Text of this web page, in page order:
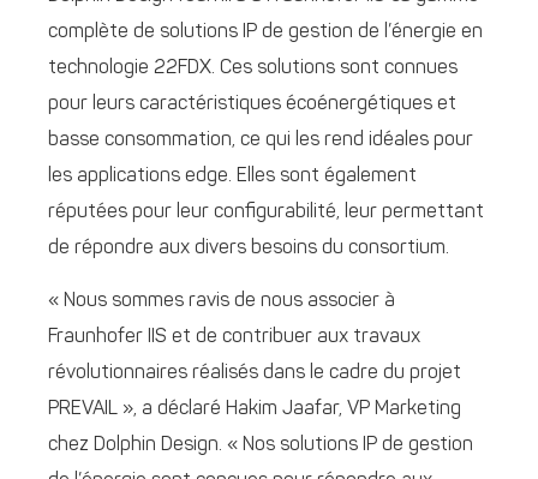
complète de solutions IP de gestion de l’énergie en
technologie 22FDX. Ces solutions sont connues
pour leurs caractéristiques écoénergétiques et
basse consommation, ce qui les rend idéales pour
les applications edge. Elles sont également
réputées pour leur configurabilité, leur permettant
de répondre aux divers besoins du consortium.
« Nous sommes ravis de nous associer à
Fraunhofer IIS et de contribuer aux travaux
révolutionnaires réalisés dans le cadre du projet
PREVAIL », a déclaré Hakim Jaafar, VP Marketing
chez Dolphin Design. « Nos solutions IP de gestion